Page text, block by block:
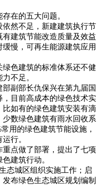
在的五大问题。
然不足，新建建筑执行节
建筑节能改造质量及效益
慢，可再生能源建筑应用
色建筑的标准体系还不健
力不足。
副部长仇保兴在第九届国
目前高成本的绿色技术实
如有的绿色建筑安装有滴
数绿色建筑有雨水回收系
用的绿色建筑节能设施，
运行。
点做了部署，提出了七项
建筑行动。
城区组织实施工作；启
布绿色生态城区规划编制